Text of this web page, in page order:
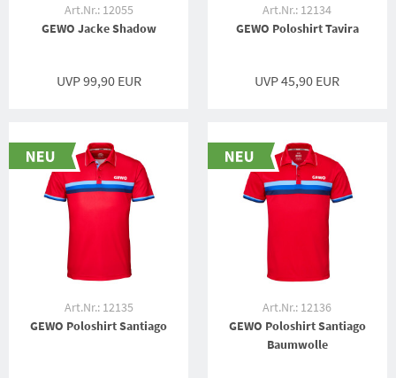
Art.Nr.: 12055
GEWO Jacke Shadow
UVP 99,90 EUR
Art.Nr.: 12134
GEWO Poloshirt Tavira
UVP 45,90 EUR
Art.Nr.: 12135
GEWO Poloshirt Santiago
Art.Nr.: 12136
GEWO Poloshirt Santiago
Baumwolle